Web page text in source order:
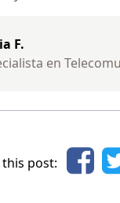
F.
en
post: